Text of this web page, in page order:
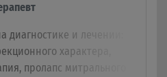
диагностике и лечении:
характера,
пролапс митрального